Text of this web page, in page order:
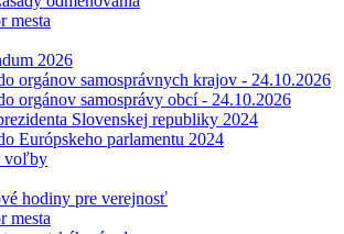
mesta
2026
orgánov samosprávnych krajov - 24.10.2026
orgánov samosprávy obcí - 24.10.2026
Slovenskej republiky 2024
Európskeho parlamentu 2024
voľby
hodiny pre verejnosť
mesta